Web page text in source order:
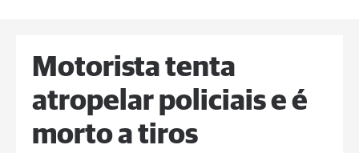
Motorista tenta
atropelar policiais e é
morto a tiros